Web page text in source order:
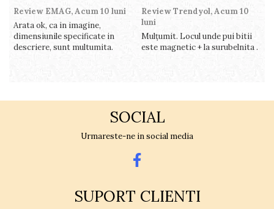
Review EMAG,Acum 10 luni
Arata ok, ca in imagine,
dimensiunile specificate in
descriere, sunt multumita.
Review Trendyol,Acum 10
luni
Mulțumit. Locul unde pui bitii
este magnetic + la surubelnita .
SOCIAL
Urmareste-ne in social media
SUPORT CLIENTI